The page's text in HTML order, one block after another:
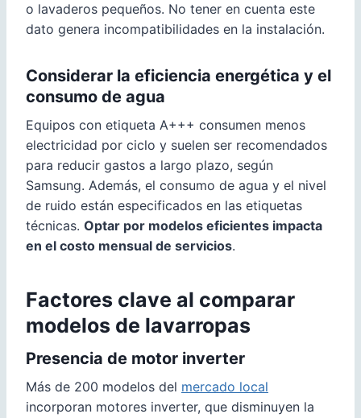
o lavaderos pequeños. No tener en cuenta este
dato genera incompatibilidades en la instalación.
Considerar la eficiencia energética y el
consumo de agua
Equipos con etiqueta A+++ consumen menos
electricidad por ciclo y suelen ser recomendados
para reducir gastos a largo plazo, según
Samsung. Además, el consumo de agua y el nivel
de ruido están especificados en las etiquetas
técnicas. Optar por modelos eficientes impacta
en el costo mensual de servicios.
Factores clave al comparar
modelos de lavarropas
Presencia de motor inverter
Más de 200 modelos del mercado local
incorporan motores inverter, que disminuyen la